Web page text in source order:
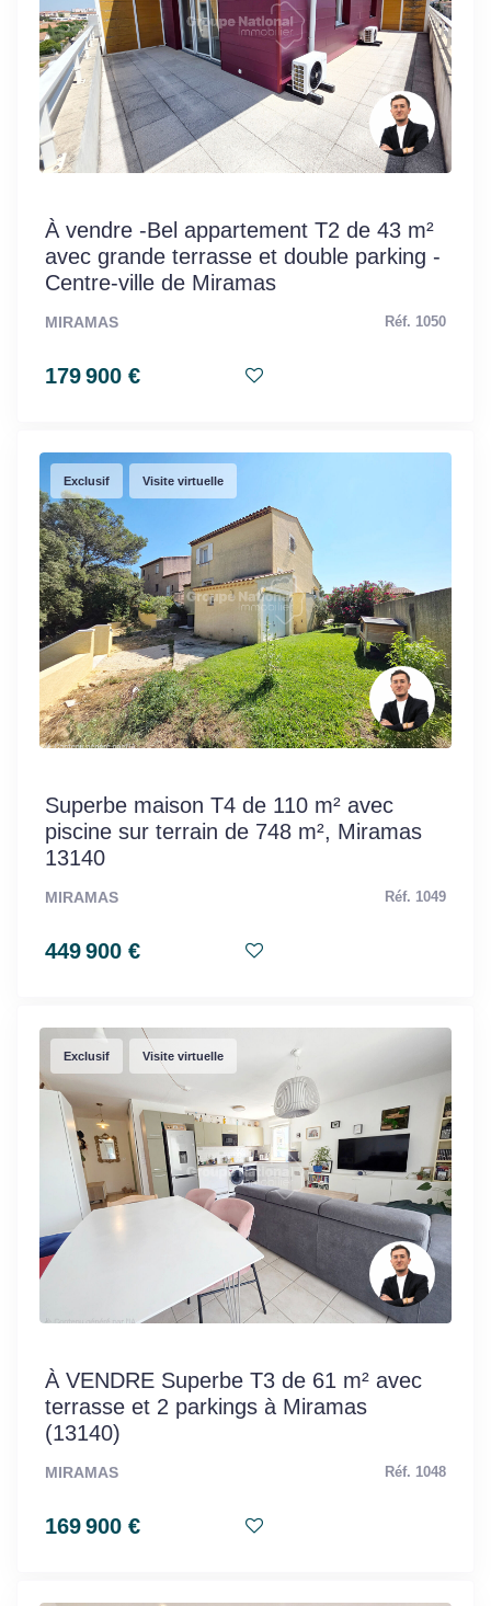
À vendre -Bel appartement T2 de 43 m²
avec grande terrasse et double parking -
Centre-ville de Miramas
MIRAMAS Réf. 1050
179 900 €
Exclusif Visite virtuelle
Superbe maison T4 de 110 m² avec
piscine sur terrain de 748 m², Miramas
13140
MIRAMAS Réf. 1049
449 900 €
Exclusif Visite virtuelle
À VENDRE Superbe T3 de 61 m² avec
terrasse et 2 parkings à Miramas
(13140)
MIRAMAS Réf. 1048
169 900 €